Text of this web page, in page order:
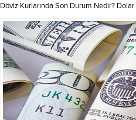
Döviz Kurlarında Son Durum Nedir? Dolar